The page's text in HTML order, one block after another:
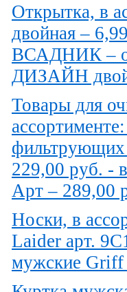
Открытка, в
двойная –
ВСАДНИК –
ДИЗАЙН
Товары для
229,00 руб. -
Арт – 289,00
Носки, в
Laider арт.
мужские Griff